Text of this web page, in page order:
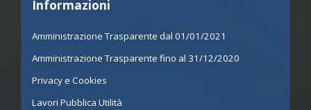
Informazioni
Amministrazione Trasparente dal 01/01/2021
Amministrazione Trasparente fino al 31/12/2020
Privacy e Cookies
Lavori Pubblica Utilità